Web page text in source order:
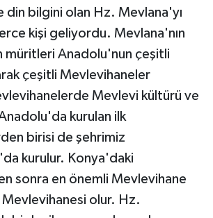
din bilgini olan Hz. Mevlana'yı
kişi geliyordu. Mevlana'nın
müritleri Anadolu'nun çeşitli
çeşitli Mevlevihaneler
Mevlevi kültürü ve
kurulan ilk
birisi de şehrimiz
kurulur. Konya'daki
sonra en önemli Mevlevihane
olur. Hz.